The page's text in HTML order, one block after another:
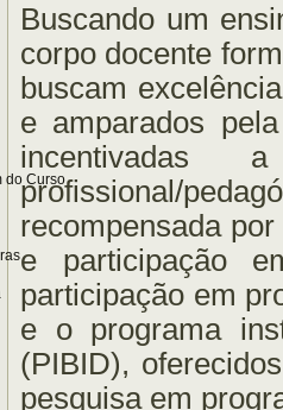
do Curso
Buscando um
corpo docente
buscam
e amparados
incentivadas
profissional/
recompensada
e participação
participação em
e o programa
(PIBID),
pesquisa em